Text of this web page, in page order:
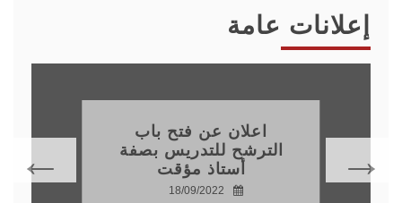
إعلانات عامة
تهنئة
17/07/2022